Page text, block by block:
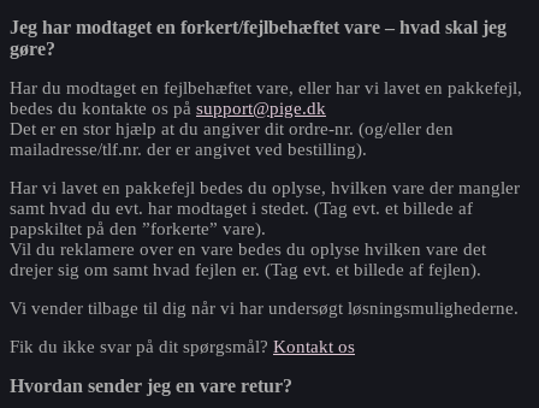
Jeg har modtaget en forkert/fejlbehæftet vare – hvad skal jeg
gøre?
Har du modtaget en fejlbehæftet vare, eller har vi lavet en pakkefejl,
bedes du kontakte os på support@pige.dk
Det er en stor hjælp at du angiver dit ordre-nr. (og/eller den
mailadresse/tlf.nr. der er angivet ved bestilling).
Har vi lavet en pakkefejl bedes du oplyse, hvilken vare der mangler
samt hvad du evt. har modtaget i stedet. (Tag evt. et billede af
papskiltet på den ”forkerte” vare).
Vil du reklamere over en vare bedes du oplyse hvilken vare det
drejer sig om samt hvad fejlen er. (Tag evt. et billede af fejlen).
Vi vender tilbage til dig når vi har undersøgt løsningsmulighederne.
Fik du ikke svar på dit spørgsmål? Kontakt os
Hvordan sender jeg en vare retur?